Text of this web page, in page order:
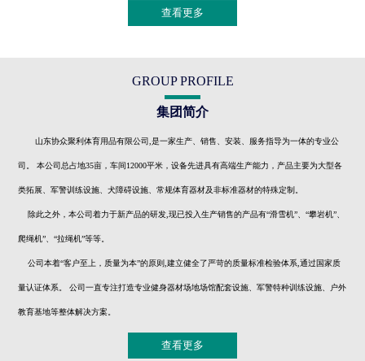
查看更多
GROUP PROFILE
集团简介
山东协众聚利体育用品有限公司,是一家生产、销售、安装、服务指导为一体的专业公
司。 本公司总占地35亩，车间12000平米，设备先进具有高端生产能力，产品主要为大型各
类拓展、军警训练设施、犬障碍设施、常规体育器材及非标准器材的特殊定制。
除此之外，本公司着力于新产品的研发,现已投入生产销售的产品有“滑雪机”、“攀岩机”、
爬绳机”、“拉绳机”等等。
公司本着“客户至上，质量为本”的原则,建立健全了严苛的质量标准检验体系,通过国家质
量认证体系。 公司一直专注打造专业健身器材场地场馆配套设施、军警特种训练设施、户外
教育基地等整体解决方案。
查看更多